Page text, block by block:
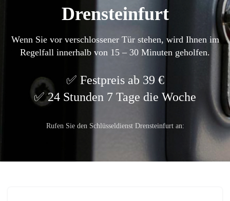
Drensteinfurt
Wenn Sie vor verschlossener Tür stehen, wird Ihnen im
Regelfall innerhalb von 15 – 30 Minuten geholfen.
Festpreis ab 39 €
24 Stunden 7 Tage die Woche
Rufen Sie den Schlüsseldienst Drensteinfurt an: